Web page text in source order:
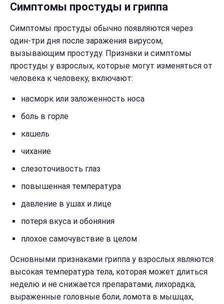
Симптомы простуды и гриппа
Симптомы простуды обычно появляются через
один-три дня после заражения вирусом,
вызывающим простуду. Признаки и симптомы
простуды у взрослых, которые могут изменяться от
человека к человеку, включают:
насморк или заложенность носа
боль в горле
кашель
чихание
слезоточивость глаз
повышенная температура
давление в ушах и лице
потеря вкуса и обоняния
плохое самочувствие в целом
Основными признаками гриппа у взрослых являются
высокая температура тела, которая может длиться
неделю и не снижается препаратами, лихорадка,
выраженные головные боли, ломота в мышцах,